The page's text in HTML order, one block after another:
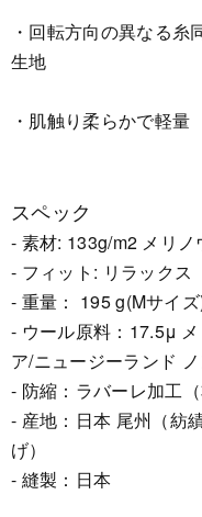
・回転方向の異なる
生地
・肌触り柔らかで軽量
スペック
- 素材: 133g/m2 メリノ
- フィット: リラックス
- 重量： 195 g(Mサイ
- ウール原料：17.5μ
ア/ニュージーランド ノ
- 防縮：ラバーレ加工（
- 産地：日本 尾州（紡
げ）
- 縫製：日本